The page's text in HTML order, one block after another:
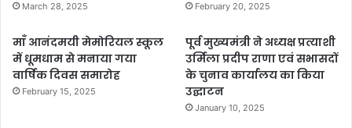
March 28, 2025 February 20, 2025
माँ आनंदमयी मेमोरियल स्कूल
में धूमधाम से मनाया गया
वार्षिक दिवस समारोह
February 15, 2025
पूर्व मुख्यमंत्री ने अध्यक्ष प्रत्याशी
उर्मिला प्रदीप राणा एवं सभासदों
के चुनाव कार्यालय का किया
उद्घाटन
January 10, 2025